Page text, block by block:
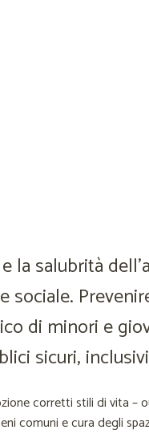
la salubrità
sociale.
di minori e
sicuri,
corretti stili di vita
comuni e cura degli